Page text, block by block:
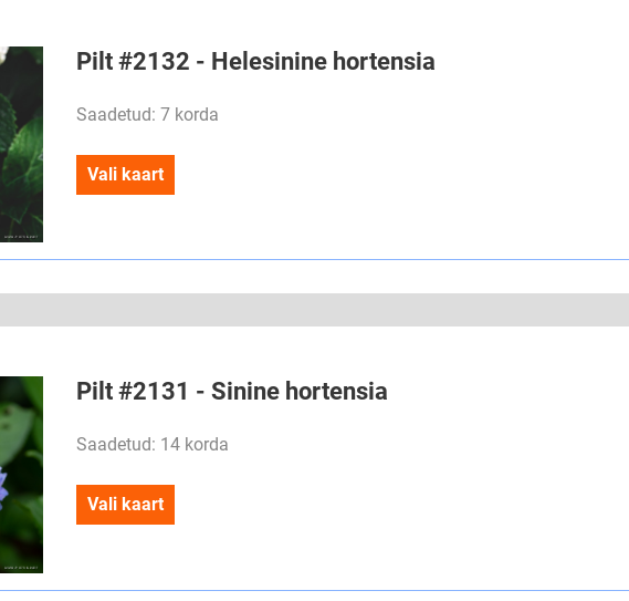
Pilt #2132 - Helesinine hortensia
Saadetud: 7 korda
Vali kaart
Pilt #2131 - Sinine hortensia
Saadetud: 14 korda
Vali kaart